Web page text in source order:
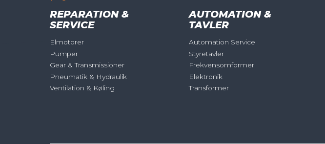
REPARATION &
SERVICE
Elmotorer
Pumper
Gear & Transmissioner
Pneumatik & Hydraulik
Ventilation & Køling
AUTOMATION &
TAVLER
Automation Service
Styretavler
Frekvensomformer
Elektronik
Transformer